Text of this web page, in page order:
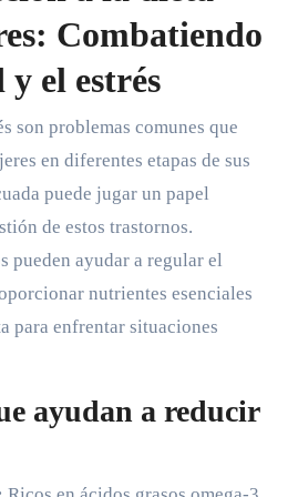
Combatiendo
y el estrés
en diferentes etapas de sus
puede jugar un papel
de estos trastornos.
pueden ayudar a regular el
nutrientes esenciales
para enfrentar situaciones
ayudan a reducir